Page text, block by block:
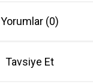
Yorumlar (0)
Tavsiye Et